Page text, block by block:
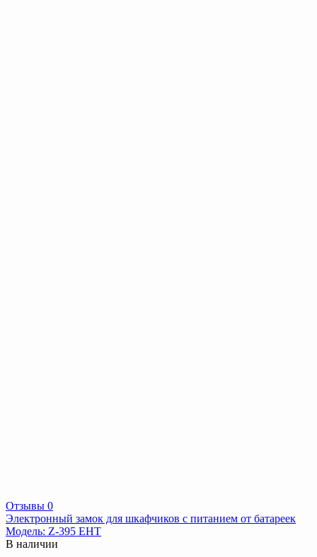
Отзывы 0
Электронный замок для шкафчиков с питанием от батареек
Модель: Z-395 EHT
В наличии